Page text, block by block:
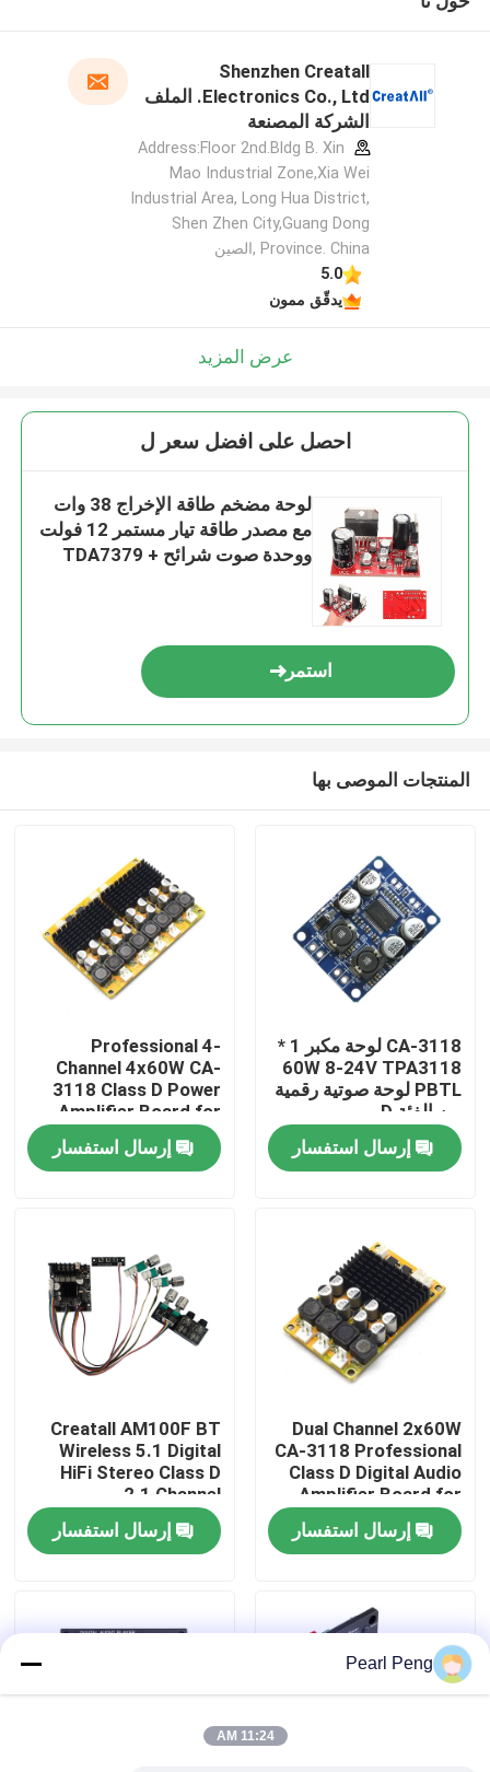
الصفحة الرئيسية
معلومات عنا
جولة في المصنع
اتصل بنا
أخبار
مدونة
Shenzhen Creatall
Electronics Co., Ltd. الملف
الشركة المصنعة
Address:Floor 2nd.Bldg B. Xin
Mao Industrial Zone,Xia Wei
Industrial Area, Long Hua District,
Shen Zhen City,Guang Dong
Province. China ,الصين
5.0
يدقّق ممون
عرض المزيد
احصل على افضل سعر ل
لوحة مضخم طاقة الإخراج 38 وات
مع مصدر طاقة تيار مستمر 12 فولت
ووحدة صوت شرائح TDA7379 +
استمر
المنتجات الموصى بها
CA-3118 لوحة مكبر 1 *
60W 8-24V TPA3118
PBTL لوحة صوتية رقمية
من الفئة D
إرسال استفسار
Professional 4-
Channel 4x60W CA-
3118 Class D Power
Amplifier Board for
Speakers & Audio
Systems DC8-24V for
Receivers Amplifiers
إرسال استفسار
Dual Channel 2x60W
CA-3118 Professional
Class D Digital Audio
Amplifier Board for
Receivers & Speakers
DC8-24Vإرسال استفسار
Creatall AM100F BT
Wireless 5.1 Digital
HiFi Stereo Class D
2.1 Channel
50Wx2+100W
Amplifier Board Home
Receivers Amplifiers
إرسال استفسار
Pearl Peng
11:24 AM